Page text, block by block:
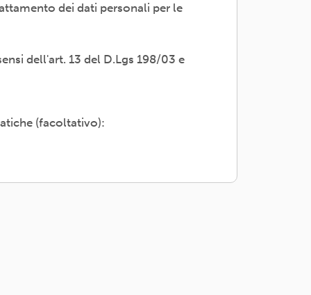
avvalendosi di soggetti
di supporto -es. consulenza e
propri dati; rettifica, cancellazione
dei dati personali per le
dell'art. 13 del D.Lgs 198/03 e
(facoltativo):